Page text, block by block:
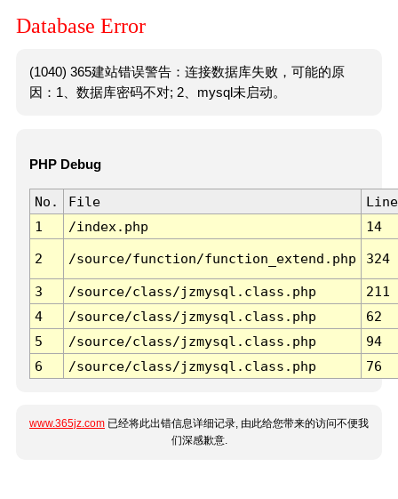
Database Error
(1040) 365建站错误警告：连接数据库失败，可能的原
因：1、数据库密码不对; 2、mysql未启动。
PHP Debug
No. File
Line
1
/index.php 14
2 /source/function/function_extend.php 324
3 /source/class/jzmysql.class.php
211
4
/source/class/jzmysql.class.php
62
5
/source/class/jzmysql.class.php
94
6
/source/class/jzmysql.class.php 76
www.365jz.com 已经将此出错信息详细记录, 由此给您带来的访问不便我
们深感歉意.